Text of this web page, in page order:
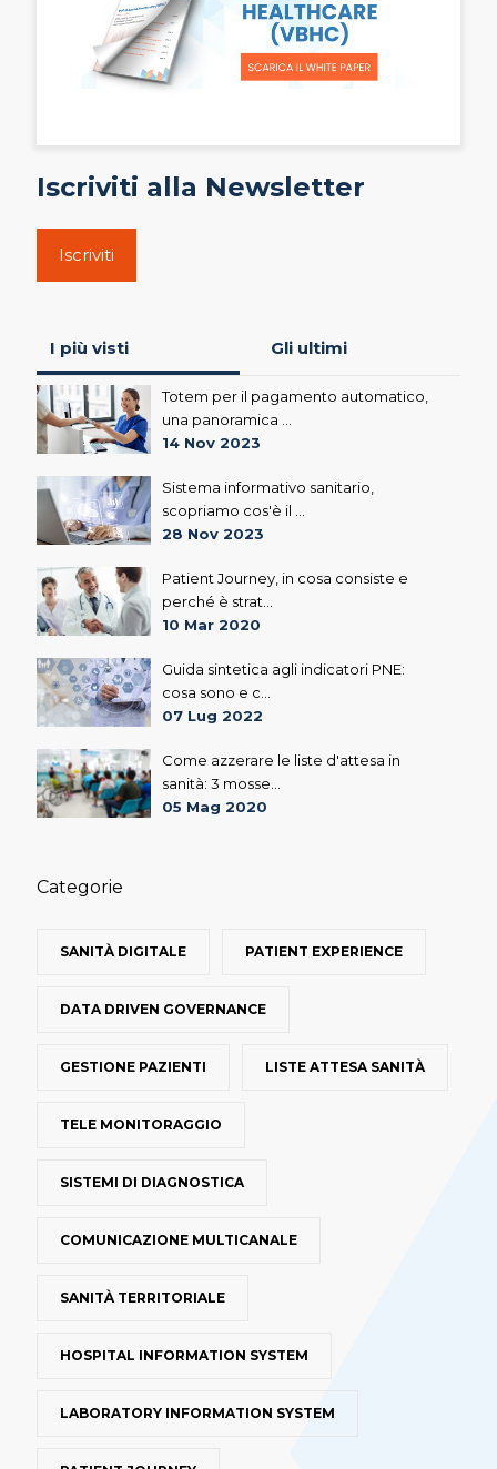
Iscriviti alla Newsletter
Iscriviti
I più visti Gli ultimi
Totem per il pagamento automatico,
una panoramica ...
14 Nov 2023
Sistema informativo sanitario,
scopriamo cos'è il ...
28 Nov 2023
Patient Journey, in cosa consiste e
perché è strat...
10 Mar 2020
Guida sintetica agli indicatori PNE:
cosa sono e c...
07 Lug 2022
Come azzerare le liste d'attesa in
sanità: 3 mosse...
05 Mag 2020
Categorie
SANITÀ DIGITALE PATIENT EXPERIENCE
DATA DRIVEN GOVERNANCE
GESTIONE PAZIENTI LISTE ATTESA SANITÀ
TELE MONITORAGGIO
SISTEMI DI DIAGNOSTICA
COMUNICAZIONE MULTICANALE
SANITÀ TERRITORIALE
HOSPITAL INFORMATION SYSTEM
LABORATORY INFORMATION SYSTEM